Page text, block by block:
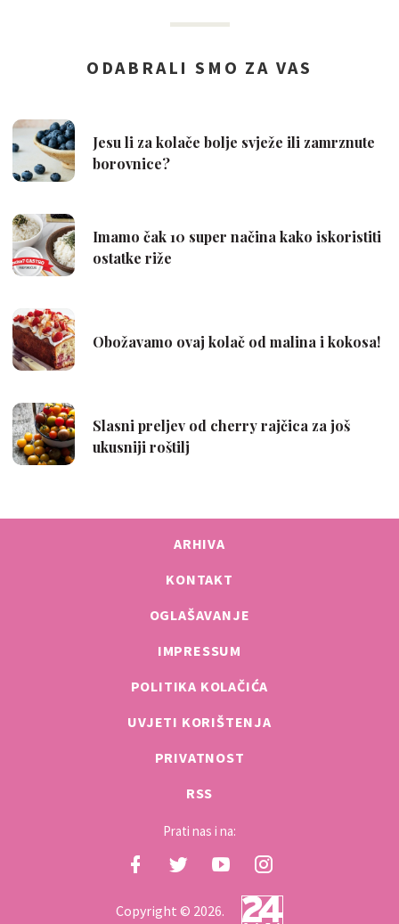
ARHIVA
KONTAKT
OGLAŠAVANJE
IMPRESSUM
POLITIKA KOLAČIĆA
UVJETI KORIŠTENJA
PRIVATNOST
RSS
Prati nas i na:
Copyright © 2026.